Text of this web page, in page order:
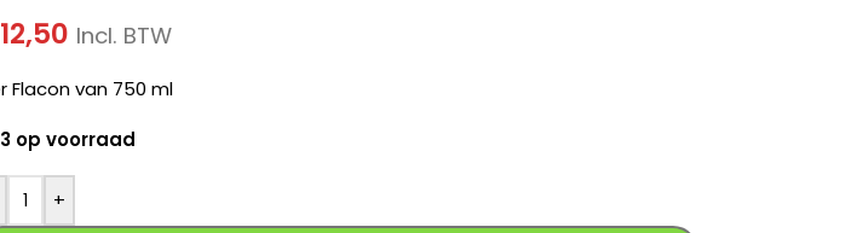
12,50 Incl. BTW
Flacon van 750 ml
3 op voorraad
+